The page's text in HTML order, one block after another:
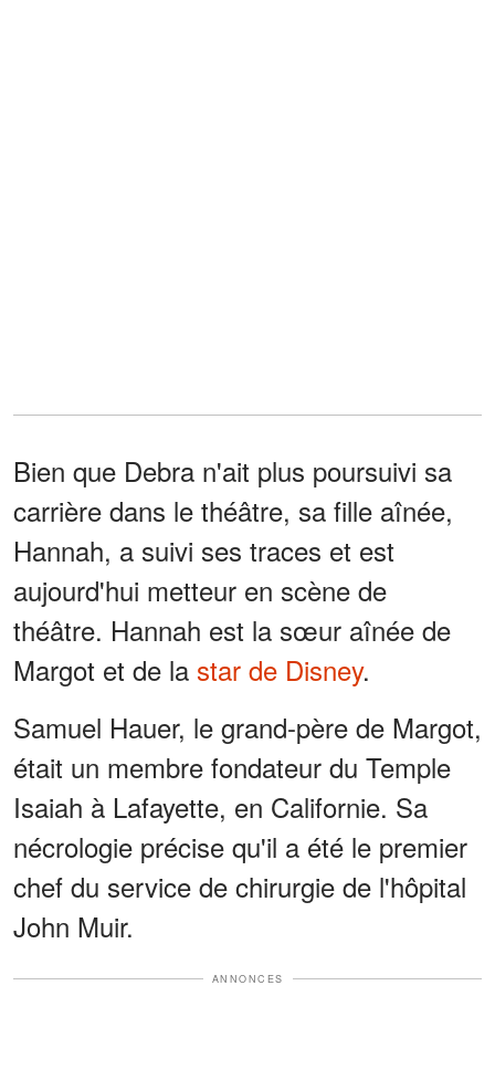
Bien que Debra n'ait plus poursuivi sa
carrière dans le théâtre, sa fille aînée,
Hannah, a suivi ses traces et est
aujourd'hui metteur en scène de
théâtre. Hannah est la sœur aînée de
Margot et de la star de Disney.
Samuel Hauer, le grand-père de Margot,
était un membre fondateur du Temple
Isaiah à Lafayette, en Californie. Sa
nécrologie précise qu'il a été le premier
chef du service de chirurgie de l'hôpital
John Muir.
ANNONCES